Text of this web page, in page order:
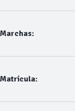
Marchas:
Matrícula: